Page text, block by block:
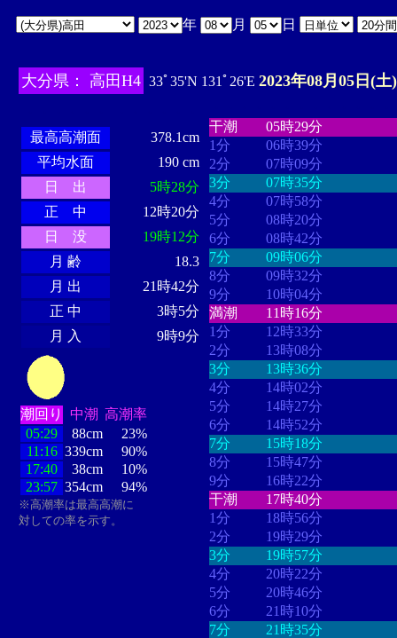
年 月 日
大分県： 高田H4 33ﾟ35'N 131ﾟ26'E 2023年08月05日(土)
最高高潮面
378.1cm
平均水面
190 cm
日 出
5時28分
正 中
12時20分
日 没
19時12分
月 齢
18.3
月 出
21時42分
正 中
3時5分
月 入
9時9分
潮回り 中潮 高潮率
05:29
88cm
23%
11:16 339cm
90%
17:40
38cm
10%
23:57 354cm 94%
※高潮率は最高高潮に
対しての率を示す。
干潮
05時29分
1分
06時39分
2分
07時09分
3分
07時35分
4分
07時58分
5分
08時20分
6分
08時42分
7分
09時06分
8分
09時32分
9分
10時04分
満潮
11時16分
1分
12時33分
2分
13時08分
3分
13時36分
4分
14時02分
5分
14時27分
6分
14時52分
7分
15時18分
8分
15時47分
9分
16時22分
干潮
17時40分
1分
18時56分
2分
19時29分
3分
19時57分
4分
20時22分
5分
20時46分
6分
21時10分
7分
21時35分